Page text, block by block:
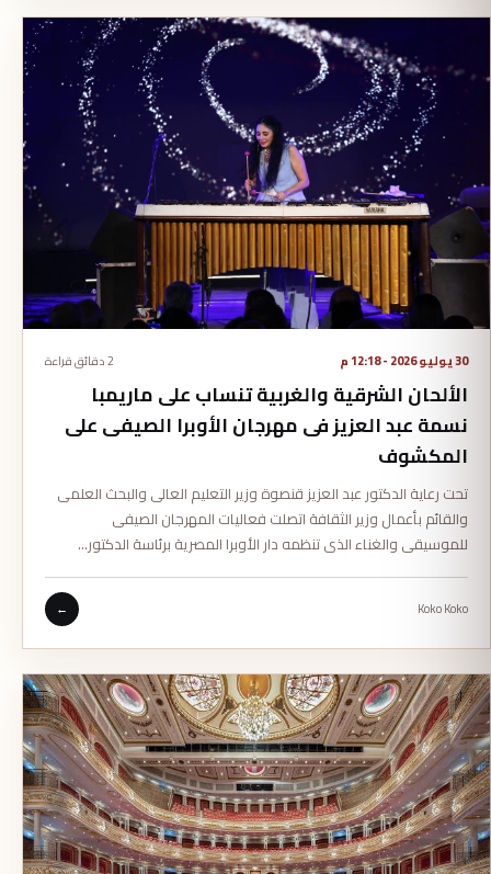
30 يوليو 2026 - 12:18 م 2 دقائق قراءة
الألحان الشرقية والغربية تنساب على ماريمبا
نسمة عبد العزيز فى مهرجان الأوبرا الصيفى على
المكشوف
تحت رعاية الدكتور عبد العزيز قنصوة وزير التعليم العالى والبحث العلمى
والقائم بأعمال وزير الثقافة اتصلت فعاليات المهرجان الصيفى
للموسيقى والغناء الذى تنظمه دار الأوبرا المصرية برئاسة الدكتور…
Koko Koko
←